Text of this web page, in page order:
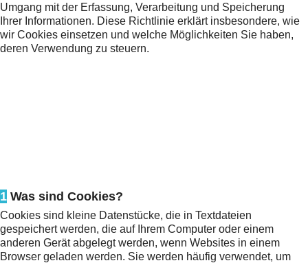
Umgang mit der Erfassung, Verarbeitung und Speicherung
Ihrer Informationen. Diese Richtlinie erklärt insbesondere, wie
wir Cookies einsetzen und welche Möglichkeiten Sie haben,
deren Verwendung zu steuern.
1 Was sind Cookies?
Cookies sind kleine Datenstücke, die in Textdateien
gespeichert werden, die auf Ihrem Computer oder einem
anderen Gerät abgelegt werden, wenn Websites in einem
Browser geladen werden. Sie werden häufig verwendet, um